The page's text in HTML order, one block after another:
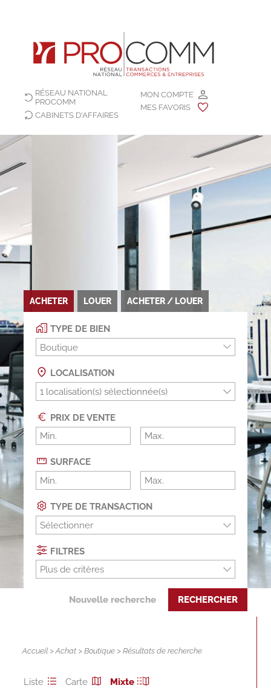
MON COMPTE
MES FAVORIS
RÉSEAU NATIONAL
PROCOMM
CABINETS D'AFFAIRES
ACHETER LOUER ACHETER / LOUER
TYPE DE BIEN
Boutique
LOCALISATION
PRIX DE VENTE
SURFACE
TYPE DE TRANSACTION
Sélectionner
FILTRES
Plus de critères
Nouvelle recherche RECHERCHER
Accueil >Achat >Boutique > Résultats de recherche
Liste Carte
Mixte